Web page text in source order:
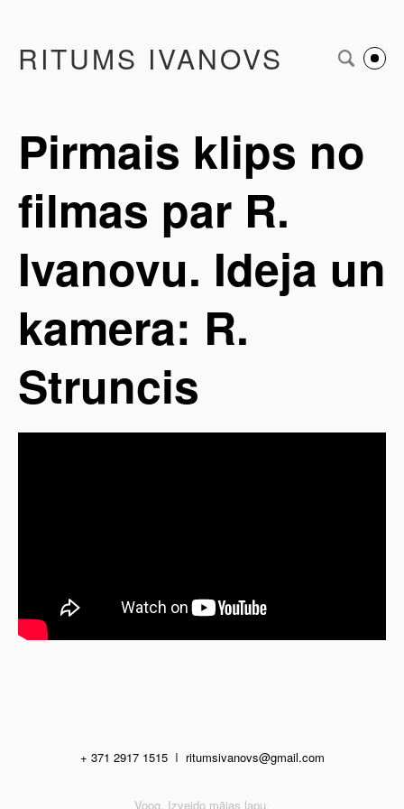
RITUMS IVANOVS
Pirmais klips no
filmas par R.
Ivanovu. Ideja un
kamera: R.
Struncis
+ 371 2917 1515I ritumsivanovs@gmail.com
Voog. Izveido mājas lapu.